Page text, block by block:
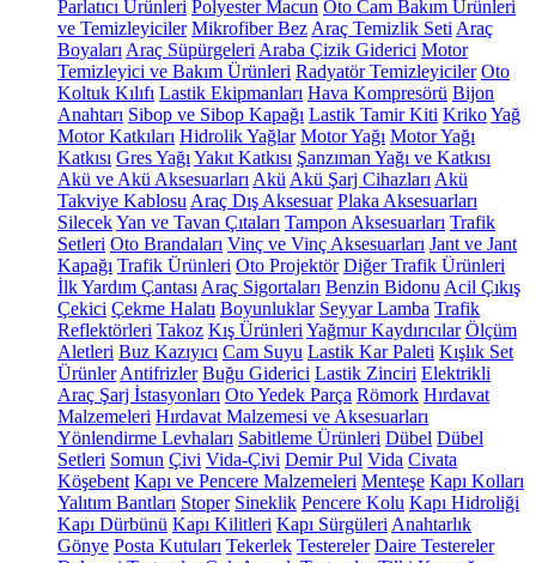
Parlatıcı Ürünleri Polyester Macun Oto Cam Bakım Ürünleri
ve Temizleyiciler Mikrofiber Bez Araç Temizlik Seti Araç
Boyaları Araç Süpürgeleri Araba Çizik Giderici Motor
Temizleyici ve Bakım Ürünleri Radyatör Temizleyiciler Oto
Koltuk Kılıfı Lastik Ekipmanları Hava Kompresörü Bijon
Anahtarı Sibop ve Sibop Kapağı Lastik Tamir Kiti KrikoYağ
Motor Katkıları Hidrolik Yağlar Motor Yağı Motor Yağı
Katkısı Gres Yağı Yakıt Katkısı Şanzıman Yağı ve Katkısı
Akü ve Akü Aksesuarları Akü Akü Şarj Cihazları Akü
Takviye Kablosu Araç Dış Aksesuar Plaka Aksesuarları
SilecekYan ve Tavan Çıtaları Tampon Aksesuarları Trafik
Setleri Oto Brandaları Vinç ve Vinç Aksesuarları Jant ve Jant
Kapağı Trafik Ürünleri Oto Projektör Diğer Trafik Ürünleri
İlk Yardım Çantası Araç Sigortaları Benzin Bidonu Acil Çıkış
Çekici Çekme Halatı Boyunluklar Seyyar Lamba Trafik
Reflektörleri Takoz Kış Ürünleri Yağmur Kaydırıcılar Ölçüm
Aletleri Buz Kazıyıcı Cam Suyu Lastik Kar Paleti Kışlık Set
Ürünler Antifrizler Buğu Giderici Lastik Zinciri Elektrikli
Araç Şarj İstasyonları Oto Yedek Parça Römork Hırdavat
Malzemeleri Hırdavat Malzemesi ve Aksesuarları
Yönlendirme Levhaları Sabitleme Ürünleri Dübel Dübel
Setleri Somun Çivi Vida-Çivi Demir Pul Vida Civata
Köşebent Kapı ve Pencere Malzemeleri Menteşe Kapı Kolları
Yalıtım Bantları Stoper Sineklik Pencere Kolu Kapı Hidroliği
Kapı Dürbünü Kapı Kilitleri Kapı Sürgüleri Anahtarlık
Gönye Posta Kutuları Tekerlek Testereler Daire Testereler